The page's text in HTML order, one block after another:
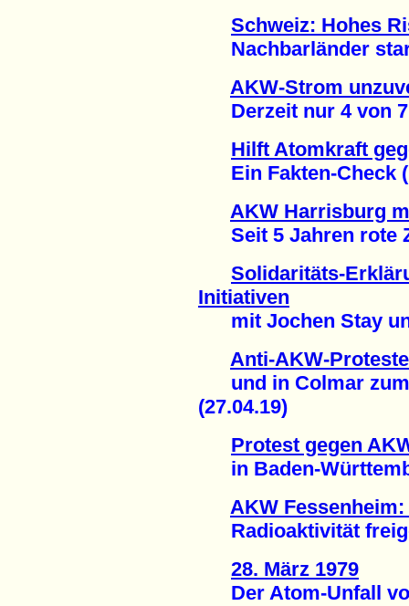
Schweiz: Hohes
Nachbarländer
AKW-Strom
Derzeit nur 4 von 7
Hilft Atomkraft
Ein Fakten-Check
AKW Harrisburg
Seit 5 Jahren rote
Solidaritäts-
Initiativen
mit Jochen Stay
Anti-AKW-
und in Colmar zum
(27.04.19)
Protest gegen
in Baden-
AKW
Radioaktivität
28. März 1979
Der Atom-Unfall